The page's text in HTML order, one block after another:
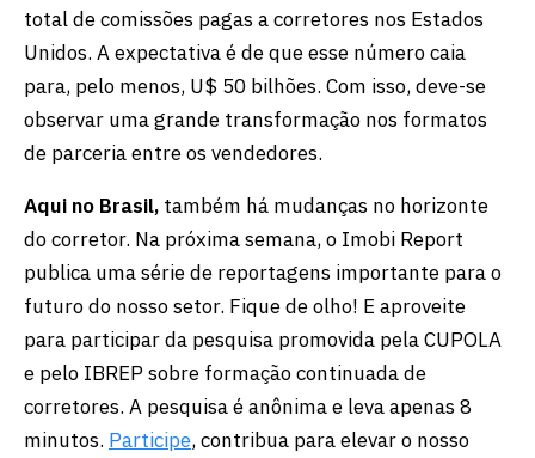
total de comissões pagas a corretores nos Estados
Unidos. A expectativa é de que esse número caia
para, pelo menos, U$ 50 bilhões. Com isso, deve-se
observar uma grande transformação nos formatos
de parceria entre os vendedores.
Aqui no Brasil, também há mudanças no horizonte
do corretor. Na próxima semana, o Imobi Report
publica uma série de reportagens importante para o
futuro do nosso setor. Fique de olho! E aproveite
para participar da pesquisa promovida pela CUPOLA
e pelo IBREP sobre formação continuada de
corretores. A pesquisa é anônima e leva apenas 8
minutos. Participe, contribua para elevar o nosso